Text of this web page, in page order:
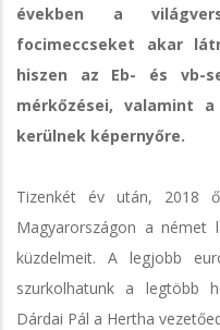
években a
focimeccseket akar
hiszen az Eb- és vb-
mérkőzései, valamint
kerülnek képernyőre.
Tizenkét év után, 2018
Magyarországon a német
küzdelmeit. A legjobb
szurkolhatunk a legtöbb
Dárdai Pál a Hertha